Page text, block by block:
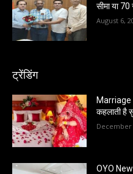
सीमा या
August 6,
ट्रेंडिंग
Marriage
कहलाती है
December
OYO